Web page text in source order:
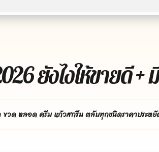
ยังไงให้ขายดี
ขวด หลอด ครีม แก้วสกรีน ตลับทุกชนิดราคาประห